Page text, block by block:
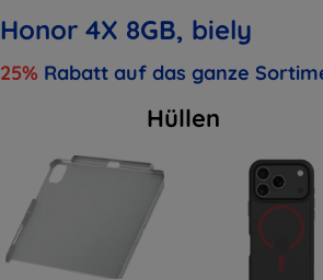
Honor 4X 8GB, biely
25% Rabatt auf das ganze
Hüllen